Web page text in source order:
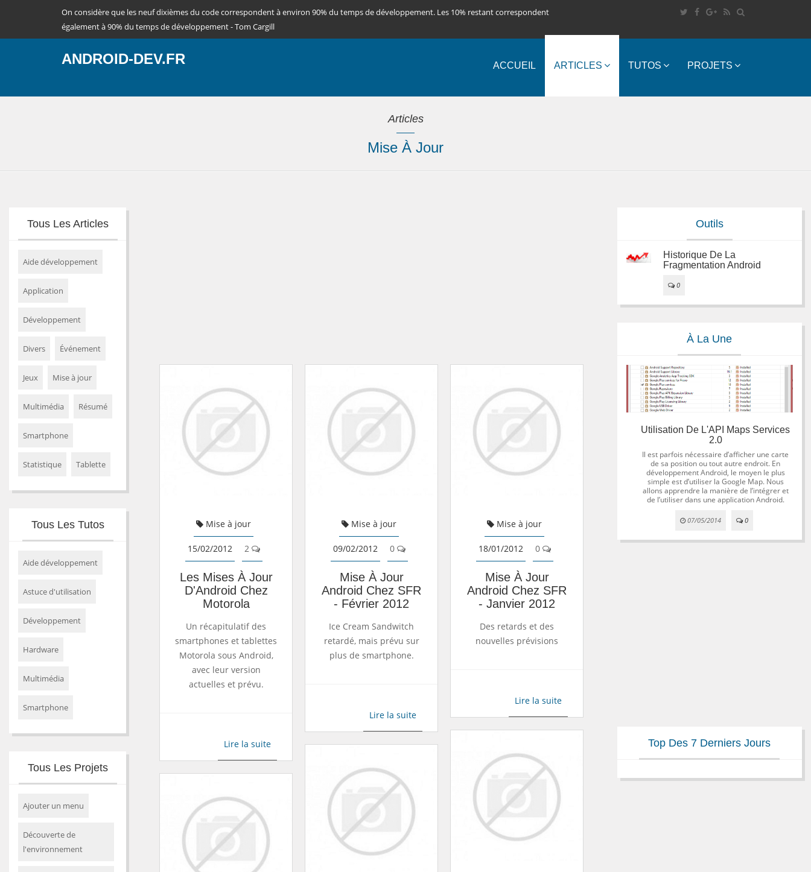
On considère que les neuf dixièmes du code correspondent à environ 90% du temps de développement. Les 10% restant correspondent
également à 90% du temps de développement - Tom Cargill
ANDROID-DEV.FR ACCUEIL ARTICLES TUTOS PROJETS
Articles
Mise À Jour
Tous Les Articles
Aide développement
Application
Développement
Divers Événement
Jeux Mise à jour
Multimédia Résumé
Smartphone
Statistique Tablette
Tous Les Tutos
Aide développement
Astuce d'utilisation
Développement
Hardware
Multimédia
Smartphone
Tous Les Projets
Ajouter un menu
Découverte de
l'environnement
Mise à jour
15/02/2012 2
Les Mises À Jour
D'Android Chez
Motorola
Un récapitulatif des
smartphones et tablettes
Motorola sous Android,
avec leur version
actuelles et prévu.
Lire la suite
Mise à jour
09/02/2012 0
Mise À Jour
Android Chez SFR
- Février 2012
Ice Cream Sandwitch
retardé, mais prévu sur
plus de smartphone.
Lire la suite
Mise à jour
18/01/2012 0
Mise À Jour
Android Chez SFR
- Janvier 2012
Des retards et des
nouvelles prévisions
Lire la suite
Outils
Historique De La
Fragmentation Android
0
À La Une
Utilisation De L'API Maps Services
2.0
Il est parfois nécessaire d’afficher une carte
de sa position ou tout autre endroit. En
développement Android, le moyen le plus
simple est d’utiliser la Google Map. Nous
allons apprendre la manière de l’intégrer et
de l’utiliser dans une application Android.
07/05/2014 0
Top Des 7 Derniers Jours